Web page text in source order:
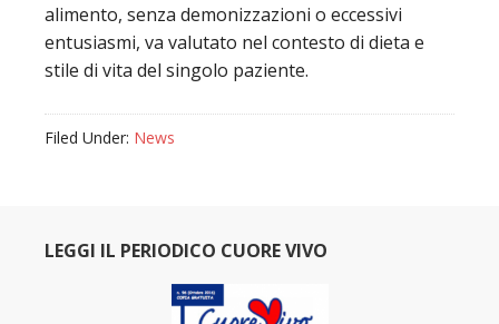
alimento, senza demonizzazioni o eccessivi
entusiasmi, va valutato nel contesto di dieta e
stile di vita del singolo paziente.
Filed Under: News
LEGGI IL PERIODICO CUORE VIVO